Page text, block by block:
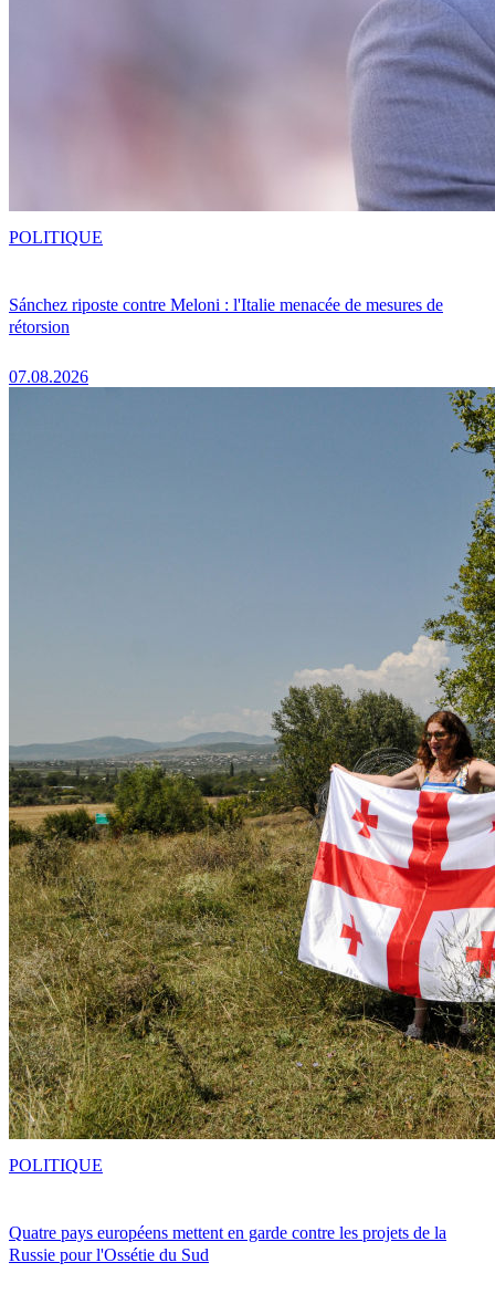
Sánchez riposte contre Meloni : l'Italie menacée de mesures de
rétorsion
07.08.2026
POLITIQUE
Quatre pays européens mettent en garde contre les projets de la
Russie pour l'Ossétie du Sud
POLITIQUE